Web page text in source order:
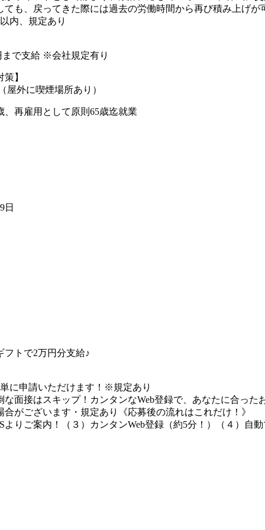
ても、戻ってきた際には過去の労働時間から再び積み上げ
内、規定あり
まで支給 ※会社規定有り
】
屋外に喫煙場所あり）
再雇用として原則65歳迄就業
日
トで2万円分支給♪
に申請いただけます！※規定あり
接はスキップ！カンタンなWeb登録で、あなたに合った
がございます・規定あり《応募後の流れはこれだけ！》
りご案内！（３）カンタンWeb登録（約5分！）（４）